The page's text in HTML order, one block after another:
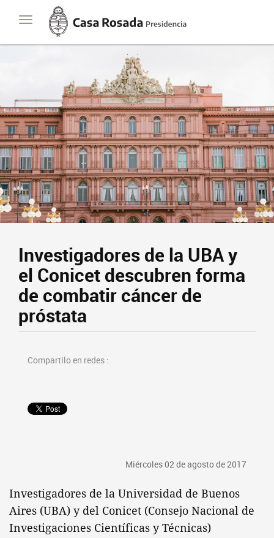
Toggle
navigation
Casa
Rosada
Presidencia
de
Investigadores de la UBA y
el Conicet descubren forma
de combatir cáncer de
próstata
Compartilo en redes :
Miércoles 02 de agosto de 2017
Investigadores de la Universidad de Buenos
Aires (UBA) y del Conicet (Consejo Nacional de
Investigaciones Científicas y Técnicas)